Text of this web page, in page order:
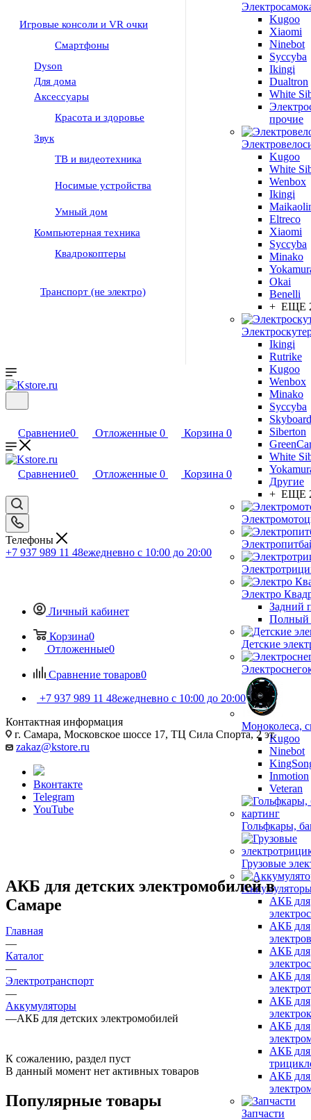
Игровые консоли и VR очки
Смартфоны
Dyson
Для дома
Аксессуары
Красота и здоровье
Звук
ТВ и видеотехника
Носимые устройства
Умный дом
Компьютерная техника
Квадрокоптеры
Транспорт (не электро)
Kugoo
Xiaomi
Ninebot
Syccyba
Ikingi
Dualtron
White
прочие
Kugoo
White
Wenbox
Ikingi
Eltreco
Xiaomi
Syccyba
Minako
Okai
Benelli
+ ЕЩЕ
Ikingi
Rutrike
Kugoo
Wenbox
Minako
Syccyba
Skyboard
Siberton
White
Другие
+ ЕЩЕ
Электро
Задний
Полный
Детские
Моноколеса,
Kugoo
Ninebot
Inmotion
Veteran
Гольфкары,
Грузовые
АКБ для
АКБ для
АКБ для
АКБ для
АКБ для
АКБ для
АКБ для
АКБ для
Запчасти
Сравнение0 Отложенные 0 Корзина 0
Сравнение0 Отложенные 0 Корзина 0
Телефоны
+7 937 989 11 48ежедневно с 10:00 до 20:00
Личный кабинет
Корзина0
Отложенные0
Сравнение товаров0
+7 937 989 11 48ежедневно с 10:00 до 20:00
Контактная информация
г. Самара, Московское шоссе 17, ТЦ Сила Спорта, 2 эт.
zakaz@kstore.ru
Вконтакте
Telegram
YouTube
АКБ для детских электромобилей в
Самаре
Главная
—
Каталог
—
Электротранспорт
—
Аккумуляторы
—АКБ для детских электромобилей
К сожалению, раздел пуст
В данный момент нет активных товаров
Популярные товары